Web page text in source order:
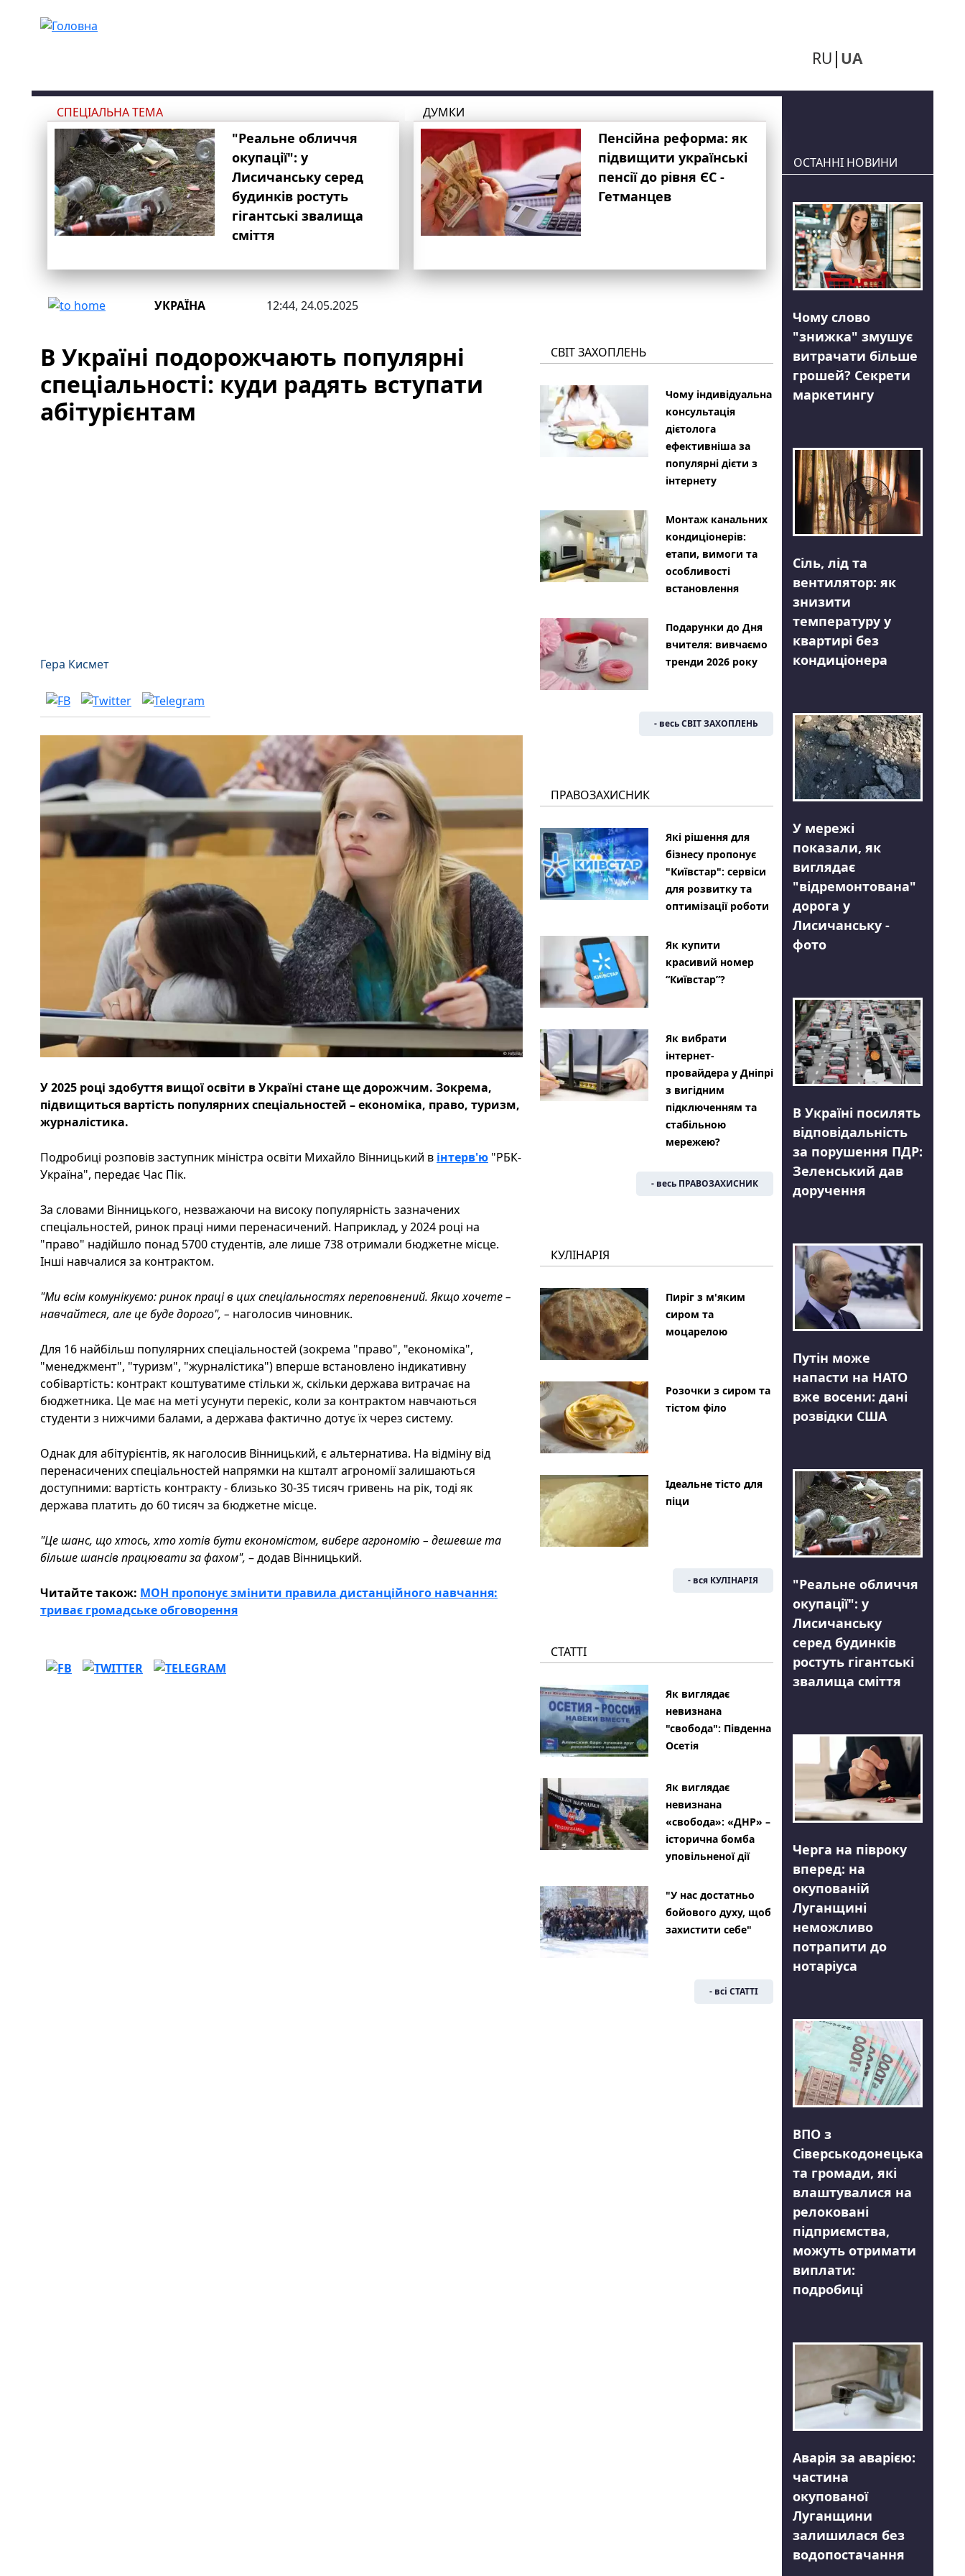
RU UA
СПЕЦІАЛЬНА ТЕМА
"Реальне обличчя
окупації": у
Лисичанську серед
будинків ростуть
гігантські звалища
сміття
ДУМКИ
Пенсійна реформа: як
підвищити українські
пенсії до рівня ЄС -
Гетманцев
УКРАЇНА 12:44, 24.05.2025
В Україні подорожчають популярні
спеціальності: куди радять вступати
абітурієнтам
Гера Кисмет
У 2025 році здобуття вищої освіти в Україні стане ще дорожчим. Зокрема,
підвищиться вартість популярних спеціальностей – економіка, право, туризм,
журналістика.
Подробиці розповів заступник міністра освіти Михайло Вінницький в інтерв'ю "РБК-
Україна", передає Час Пік.
За словами Вінницького, незважаючи на високу популярність зазначених
спеціальностей, ринок праці ними перенасичений. Наприклад, у 2024 році на
"право" надійшло понад 5700 студентів, але лише 738 отримали бюджетне місце.
Інші навчалися за контрактом.
"Ми всім комунікуємо: ринок праці в цих спеціальностях переповнений. Якщо хочете –
навчайтеся, але це буде дорого", – наголосив чиновник.
Для 16 найбільш популярних спеціальностей (зокрема "право", "економіка",
"менеджмент", "туризм", "журналістика") вперше встановлено індикативну
собівартість: контракт коштуватиме стільки ж, скільки держава витрачає на
бюджетника. Це має на меті усунути перекіс, коли за контрактом навчаються
студенти з нижчими балами, а держава фактично дотує їх через систему.
Однак для абітурієнтів, як наголосив Вінницький, є альтернатива. На відміну від
перенасичених спеціальностей напрямки на кшталт агрономії залишаються
доступними: вартість контракту - близько 30-35 тисяч гривень на рік, тоді як
держава платить до 60 тисяч за бюджетне місце.
"Це шанс, що хтось, хто хотів бути економістом, вибере агрономію – дешевше та
більше шансів працювати за фахом", – додав Вінницький.
Читайте також: МОН пропонує змінити правила дистанційного навчання:
триває громадське обговорення
СВІТ ЗАХОПЛЕНЬ
Чому індивідуальна
консультація
дієтолога
ефективніша за
популярні дієти з
інтернету
Монтаж канальних
кондиціонерів:
етапи, вимоги та
особливості
встановлення
Подарунки до Дня
вчителя: вивчаємо
тренди 2026 року
- весь СВІТ ЗАХОПЛЕНЬ
ПРАВОЗАХИСНИК
Які рішення для
бізнесу пропонує
"Київстар": сервіси
для розвитку та
оптимізації роботи
Як купити
красивий номер
“Київстар”?
Як вибрати
інтернет-
провайдера у Дніпрі
з вигідним
підключенням та
стабільною
мережею?
- весь ПРАВОЗАХИСНИК
КУЛІНАРІЯ
Пиріг з м'яким
сиром та
моцарелою
Розочки з сиром та
тістом філо
Ідеальне тісто для
піци
- вся КУЛІНАРІЯ
СТАТТІ
Як виглядає
невизнана
"свобода": Південна
Осетія
Як виглядає
невизнана
«свобода»: «ДНР» –
історична бомба
уповільненої дії
"У нас достатньо
бойового духу, щоб
захистити себе"
- всі СТАТТІ
ОСТАННІ НОВИНИ
Чому слово
"знижка" змушує
витрачати більше
грошей? Секрети
маркетингу
Сіль, лід та
вентилятор: як
знизити
температуру у
квартирі без
кондиціонера
У мережі
показали, як
виглядає
"відремонтована"
дорога у
Лисичанську -
фото
В Україні посилять
відповідальність
за порушення ПДР:
Зеленський дав
доручення
Путін може
напасти на НАТО
вже восени: дані
розвідки США
"Реальне обличчя
окупації": у
Лисичанську
серед будинків
ростуть гігантські
звалища сміття
Черга на півроку
вперед: на
окупованій
Луганщині
неможливо
потрапити до
нотаріуса
ВПО з
Сіверськодонецька
та громади, які
влаштувалися на
релоковані
підприємства,
можуть отримати
виплати:
подробиці
Аварія за аварією:
частина
окупованої
Луганщини
залишилася без
водопостачання